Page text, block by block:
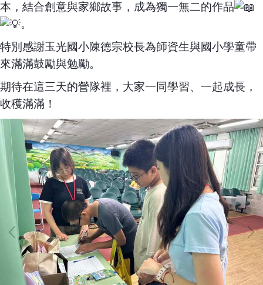
本，結合創意與家鄉故事，成為獨一無二的作品
。
特別感謝玉光國小陳德宗校長為師資生與國小學童帶
來滿滿鼓勵與勉勵。
期待在這三天的營隊裡，大家一同學習、一起成長，
收穫滿滿！